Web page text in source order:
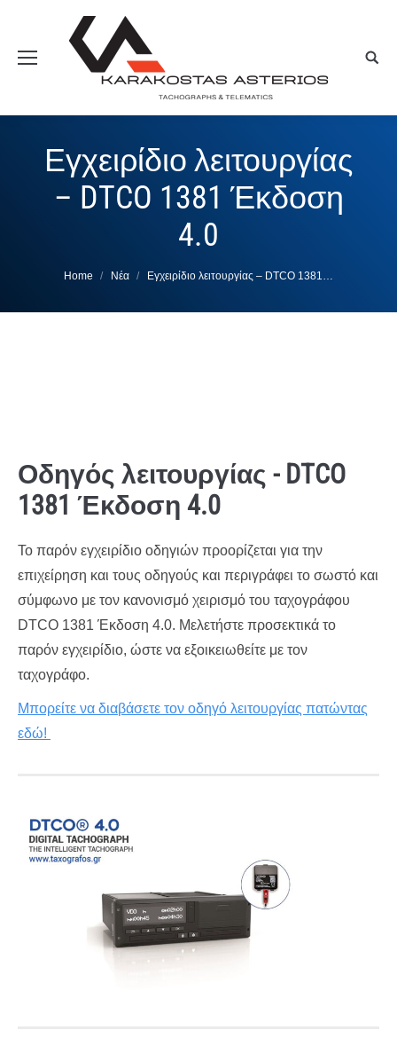
Εγχειρίδιο λειτουργίας
– DTCO 1381 Έκδοση
4.0
You are here:
Home Νέα Εγχειρίδιο λειτουργίας – DTCO 1381…
Οδηγός λειτουργίας - DTCO
1381 Έκδοση 4.0
Το παρόν εγχειρίδιο οδηγιών προορίζεται για την
επιχείρηση και τους οδηγούς και περιγράφει το σωστό και
σύμφωνο με τον κανονισμό χειρισμό του ταχογράφου
DTCO 1381 Έκδοση 4.0. Μελετήστε προσεκτικά το
παρόν εγχειρίδιο, ώστε να εξοικειωθείτε με τον
ταχογράφο.
Μπορείτε να διαβάσετε τον οδηγό λειτουργίας πατώντας
εδώ!